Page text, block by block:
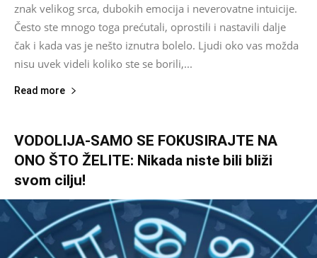
znak velikog srca, dubokih emocija i neverovatne intuicije.
Često ste mnogo toga prećutali, oprostili i nastavili dalje
čak i kada vas je nešto iznutra bolelo. Ljudi oko vas možda
nisu uvek videli koliko ste se borili,...
Read more
VODOLIJA-SAMO SE FOKUSIRAJTE NA
ONO ŠTO ŽELITE: Nikada niste bili bliži
svom cilju!